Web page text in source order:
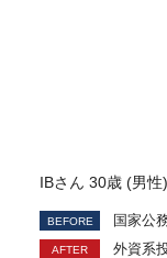
IBさん 30歳 (男
国家公
外資系